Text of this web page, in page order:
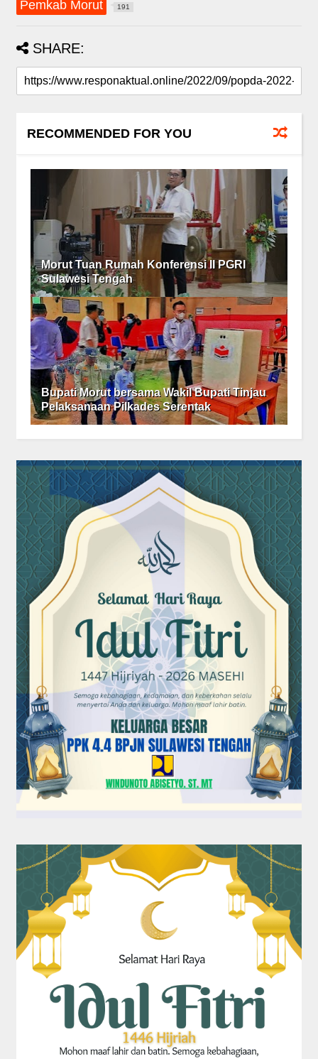
Pemkab Morut 191
SHARE:
RECOMMENDED FOR YOU
Morut Tuan Rumah Konferensi II PGRI
Sulawesi Tengah
Bupati Morut bersama Wakil Bupati Tinjau
Pelaksanaan Pilkades Serentak